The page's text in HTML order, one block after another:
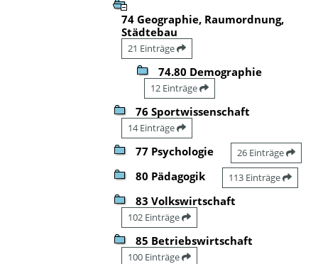
74 Geographie, Raumordnung,
Städtebau
21 Einträge
74.80 Demographie
12 Einträge
76 Sportwissenschaft
14 Einträge
77 Psychologie 26 Einträge
80 Pädagogik 113 Einträge
83 Volkswirtschaft
102 Einträge
85 Betriebswirtschaft
100 Einträge